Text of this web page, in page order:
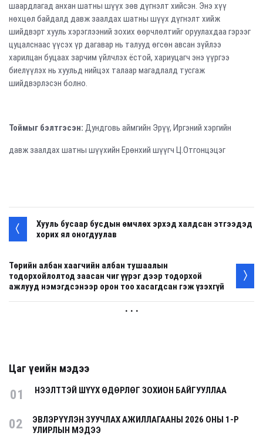
шаардлагад анхан шатны шүүх зөв дүгнэлт хийсэн. Энэ хүү
нөхцөл байдалд давж заалдах шатны шүүх дүгнэлт хийж
шийдвэрт хууль хэрэглээний зохих өөрчлөлтийг оруулахдаа гэрээг
цуцалснаас үүсэх үр дагавар нь талууд өгсөн авсан зүйлээ
харилцан буцаах зарчим үйлчлэх ёстой, хариуцагч энэ үүргээ
биелүүлэх нь хуульд нийцэх талаар магадлалд тусгаж
шийдвэрлэсэн болно.
Тоймыг бэлтгэсэн: Дундговь аймгийн Эрүү, Иргэний хэргийн
давж заалдах шатны шүүхийн Ерөнхий шүүгч Ц.Отгонцэцэг
Хууль бусаар бусдын өмчлөх эрхэд халдсан этгээдэд
хорих ял оногдуулав
Төрийн албан хаагчийн албан тушаалын
тодорхойлолтод заасан чиг үүрэг дээр тодорхой
ажлууд нэмэгдсэнээр орон тоо хасагдсан гэж үзэхгүй
. . .
Цаг үеийн мэдээ
01 НЭЭЛТТЭЙ ШҮҮХ ӨДӨРЛӨГ ЗОХИОН БАЙГУУЛЛАА
02
ЭВЛЭРҮҮЛЭН ЗУУЧЛАХ АЖИЛЛАГААНЫ 2026 ОНЫ 1-Р
УЛИРЛЫН МЭДЭЭ